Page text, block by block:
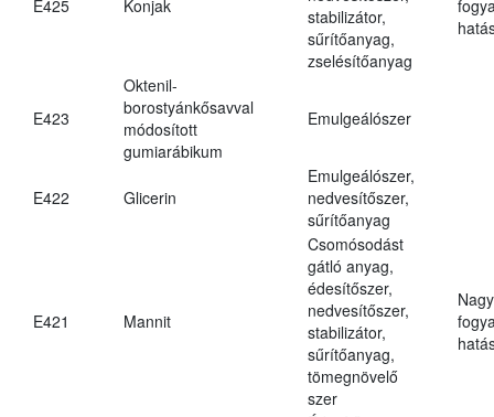
E425 Konjak
stabilizátor,
sűrítőanyag,
zselésítőanyag
E423
Oktenil-
borostyánkősavval
módosított
gumiarábikum
Emulgeálószer
E422 Glicerin
Emulgeálószer,
nedvesítőszer,
sűrítőanyag
E421 Mannit
Csomósodást
gátló anyag,
édesítőszer,
nedvesítőszer,
stabilizátor,
sűrítőanyag,
tömegnövelő
szer